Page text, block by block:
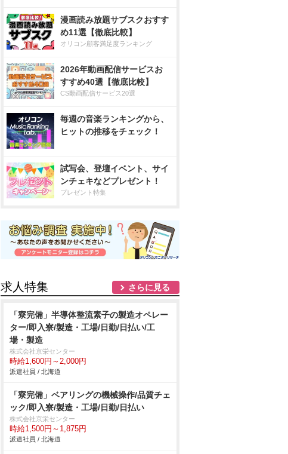
漫画読み放題サブスクおすす
め11選【徹底比較】
オリコン顧客満足度ランキング
2026年動画配信サービスお
すすめ40選【徹底比較】
CS動画配信サービス20選
毎週の音楽ランキングから、
ヒットの推移をチェック！
試写会、登壇イベント、サイ
ンチェキなどプレゼント！
プレゼント特集
求人特集 さらに見る
「寮完備」半導体整流素子の製造オペレー
ター/即入寮/製造・工場/日勤/日払い/工
場・製造
株式会社京栄センター
時給1,600円～2,000円
派遣社員 / 北海道
「寮完備」ベアリングの機械操作/品質チェ
ック/即入寮/製造・工場/日勤/日払い
株式会社京栄センター
時給1,500円～1,875円
派遣社員 / 北海道